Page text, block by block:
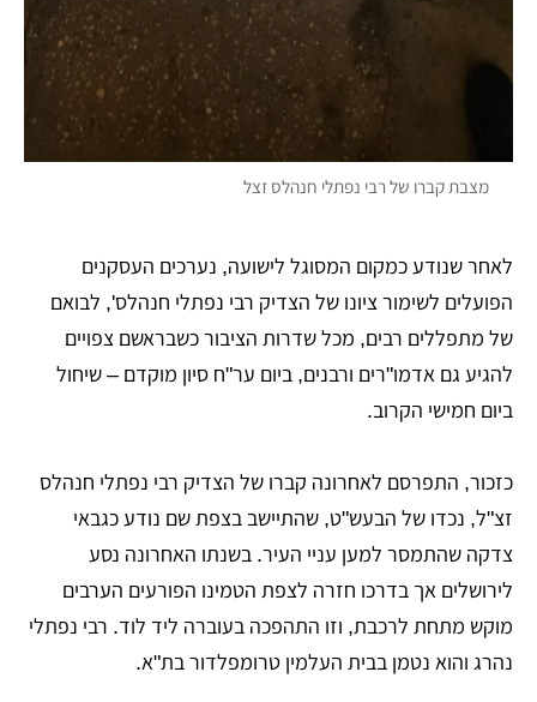
מצבת קברו של רבי נפתלי חנהלס זצל
לאחר שנודע כמקום המסוגל לישועה, נערכים העסקנים
הפועלים לשימור ציונו של הצדיק רבי נפתלי חנהלס', לבואם
של מתפללים רבים, מכל שדרות הציבור כשבראשם צפויים
להגיע גם אדמו"רים ורבנים, ביום ער"ח סיון מוקדם – שיחול
ביום חמישי הקרוב.
כזכור, התפרסם לאחרונה קברו של הצדיק רבי נפתלי חנהלס
זצ"ל, נכדו של הבעש"ט, שהתיישב בצפת שם נודע כגבאי
צדקה שהתמסר למען עניי העיר. בשנתו האחרונה נסע
לירושלים אך בדרכו חזרה לצפת הטמינו הפורעים הערבים
מוקש מתחת לרכבת, וזו התהפכה בעוברה ליד לוד. רבי נפתלי
נהרג והוא נטמן בבית העלמין טרומפלדור בת"א.